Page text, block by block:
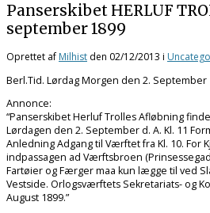
Panserskibet HERLUF
september 1899
Oprettet af Milhist den 02/12/2013 i
Berl.Tid. Lørdag Morgen den 2. September
Annonce:
“Panserskibet Herluf Trolles Afløbning
Lørdagen den 2. September d. A. Kl. 11
Anledning Adgang til Værftet fra Kl. 10. For
indpassagen ad Værftsbroen
Fartøier og Færger maa kun lægge til ved
Vestside. Orlogsværftets Sekretariats- og
August 1899.”